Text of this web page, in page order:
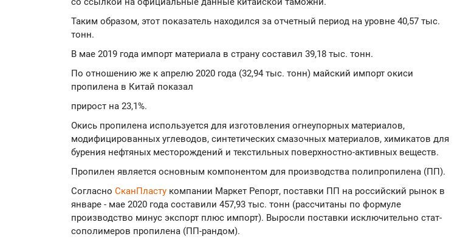
Таким образом, этот показатель находился за отчетный период на уровне 40,57 тыс.
тонн.
В мае 2019 года импорт материала в страну составил 39,18 тыс. тонн.
По отношению же к апрелю 2020 года (32,94 тыс. тонн) майский импорт окиси
пропилена в Китай показал
прирост на 23,1%.
Окись пропилена используется для изготовления огнеупорных материалов,
модифицированных углеводов, синтетических смазочных материалов, химикатов для
бурения нефтяных месторождений и текстильных поверхностно-активных веществ.
Пропилен является основным компонентом для производства полипропилена (ПП).
Согласно СканПласту компании Маркет Репорт, поставки ПП на российский рынок в
январе - мае 2020 года составили 457,93 тыс. тонн (рассчитаны по формуле
производство минус экспорт плюс импорт). Выросли поставки исключительно стат-
сополимеров пропилена (ПП-рандом).